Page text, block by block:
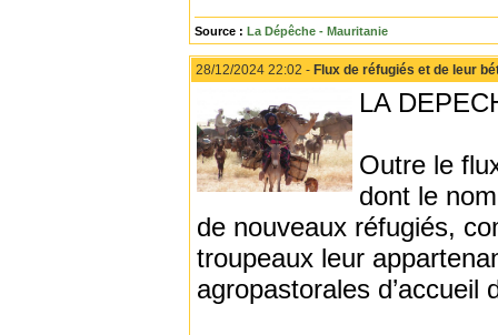
Source : La Dépêche - Mauritanie
28/12/2024 22:02 - Flux de réfugiés et de leur
LA
Outre le
dont le
de nouveaux réfugiés,
troupeaux leur
agropastorales